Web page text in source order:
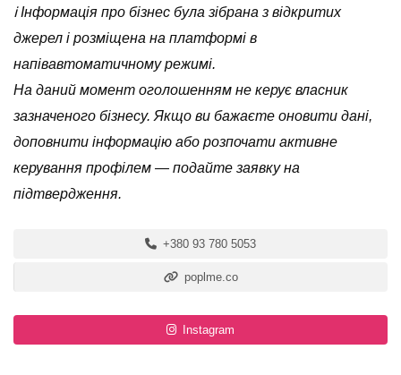
ℹ️ Інформація про бізнес була зібрана з відкритих
джерел і розміщена на платформі в
напівавтоматичному режимі.
На даний момент оголошенням не керує власник
зазначеного бізнесу. Якщо ви бажаєте оновити дані,
доповнити інформацію або розпочати активне
керування профілем — подайте заявку на
підтвердження.
+380 93 780 5053
poplme.co
Instagram